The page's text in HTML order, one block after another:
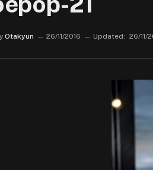
Otakyun 26/11/2016 Updated: 26/11/